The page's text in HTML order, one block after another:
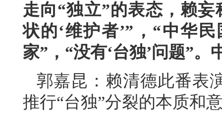
走向“独立”的表态，赖
状的‘维护者’”，“中华
家”，“没有‘台独’问题”
郭嘉昆：赖清德此番表
推行“台独”分裂的本质和